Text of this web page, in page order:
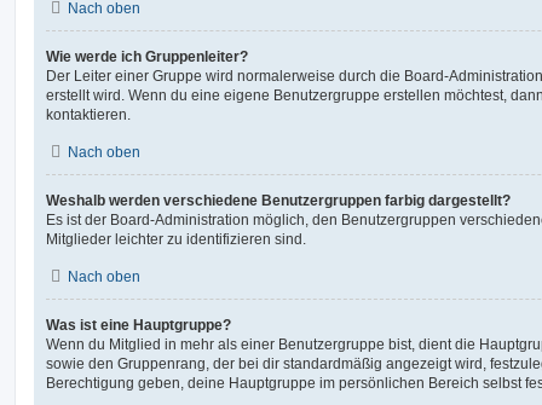
Nach oben
Wie werde ich Gruppenleiter?
Der Leiter einer Gruppe wird normalerweise durch die Board-
erstellt wird. Wenn du eine eigene Benutzergruppe erstellen möchtest,
kontaktieren.
Nach oben
Weshalb werden verschiedene Benutzergruppen farbig dargestellt?
Es ist der Board-Administration möglich, den Benutzergruppen
Mitglieder leichter zu identifizieren sind.
Nach oben
Was ist eine Hauptgruppe?
Wenn du Mitglied in mehr als einer Benutzergruppe bist, dient die
sowie den Gruppenrang, der bei dir standardmäßig angezeigt wird,
Berechtigung geben, deine Hauptgruppe im persönlichen Bereich selbst